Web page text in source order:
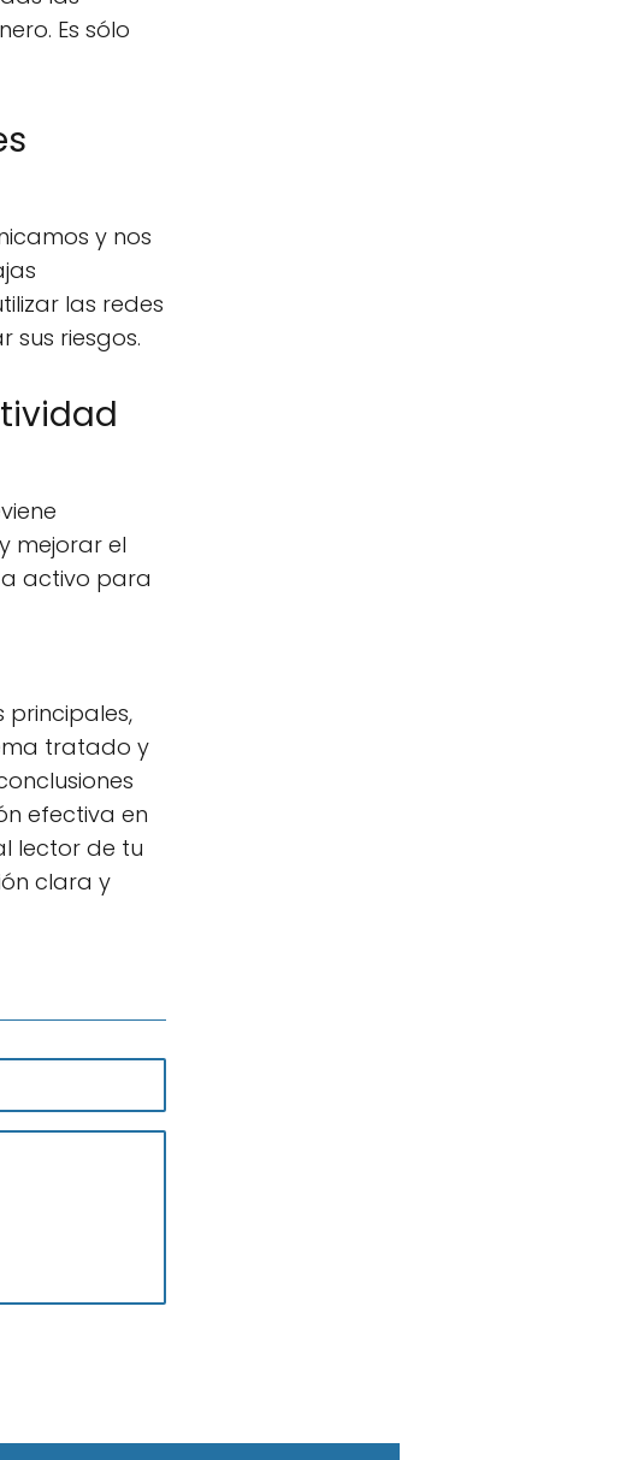
Es sólo
y nos
las redes
sus riesgos.
mejorar el
activo para
principales,
tratado y
efectiva en
lector de tu
clara y